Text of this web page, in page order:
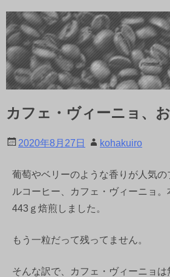
カフェ・ヴィーニョ、
2020年8月27日 kohakuiro
葡萄やベリーのような香りが人気の
ルコーヒー、カフェ・ヴィーニョ。
443ｇ焙煎しました。
もう一粒だって残ってません。
そんな訳で、カフェ・ヴィーニョ